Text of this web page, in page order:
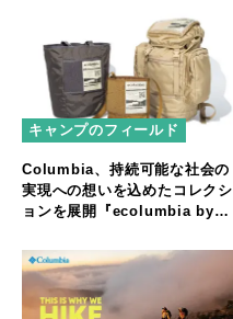
キャンプのフィールド
Columbia、持続可能な社会の
実現への想いを込めたコレクシ
ョンを展開『ecolumbia by